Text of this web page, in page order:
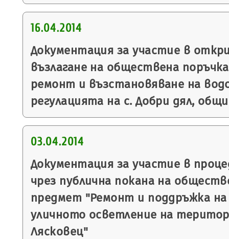
16.04.2014
Документация за участие в
възлагане на обществена
ремонт и възстановяване на
регулацията на с. Добри дял,
03.04.2014
Документация за участие в
чрез публична покана на
предмет "Ремонт и поддръжка
уличното осветление на
Лясковец"